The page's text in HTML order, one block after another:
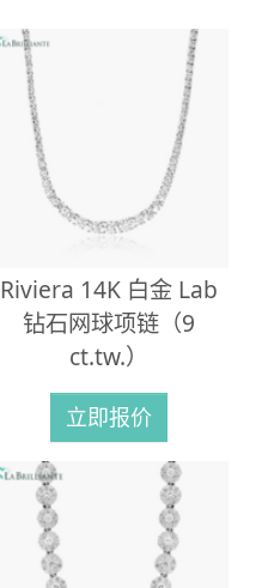
Riviera 14K 白金 Lab
钻石网球项链（9
ct.tw.）
立即报价